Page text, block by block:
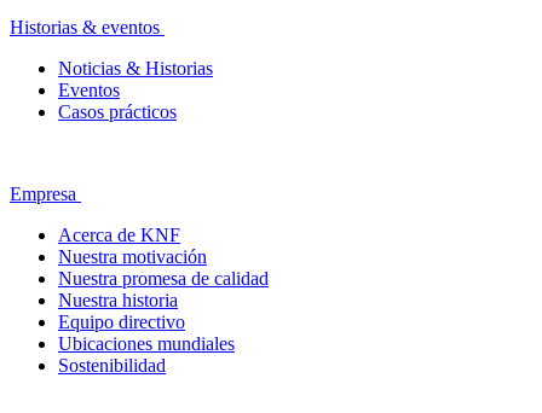
Historias & eventos
Noticias & Historias
Eventos
Casos prácticos
Empresa
Acerca de KNF
Nuestra motivación
Nuestra promesa de calidad
Nuestra historia
Equipo directivo
Ubicaciones mundiales
Sostenibilidad